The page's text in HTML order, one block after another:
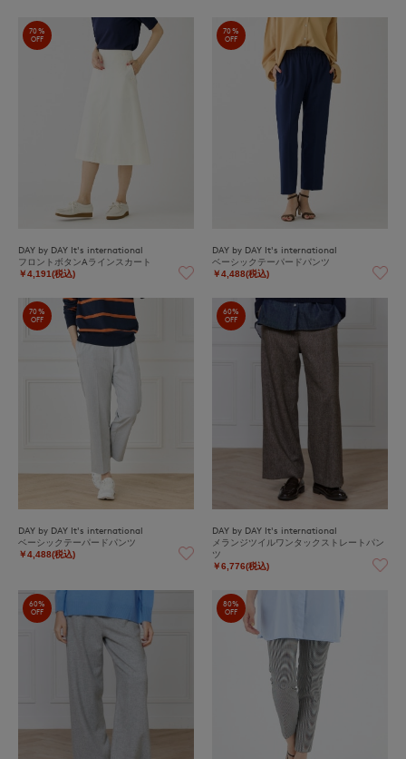
70%
OFF
DAY by DAY It's international
フロントボタンAラインスカート
￥4,191(税込)
70%
OFF
DAY by DAY It's international
ベーシックテーパードパンツ
￥4,488(税込)
70%
OFF
DAY by DAY It's international
ベーシックテーパードパンツ
￥4,488(税込)
60%
OFF
DAY by DAY It's international
メランジツイルワンタックストレートパン
ツ
￥6,776(税込)
60%
OFF
80%
OFF